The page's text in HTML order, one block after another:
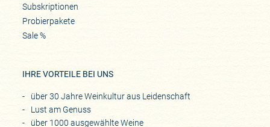
Subskriptionen
Probierpakete
Sale %
IHRE VORTEILE BEI UNS
über 30 Jahre Weinkultur aus Leidenschaft
Lust am Genuss
über 1000 ausgewählte Weine